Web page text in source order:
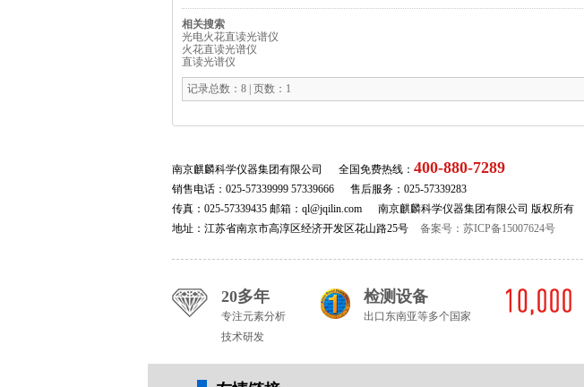
相关搜索
光电火花直读光谱仪
火花直读光谱仪
直读光谱仪
记录总数：8 | 页数：1
南京麒麟科学仪器集团有限公司 全国免费热线： 400-880-7289
销售电话：025-57339999 57339666 售后服务：025-57339283
传真：025-57339435 邮箱：ql@jqilin.com 南京麒麟科学仪器集团有限公司 版权所有
地址：江苏省南京市高淳区经济开发区花山路25号
备案号：苏ICP备15007624号
20多年
专注元素分析
技术研发
检测设备
出口东南亚等多个国家